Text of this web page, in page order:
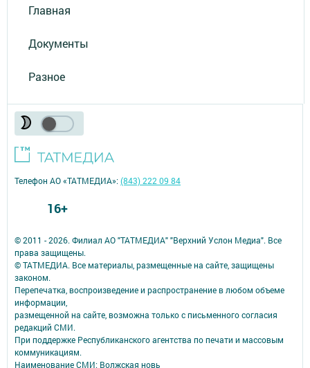
Главная
Документы
Разное
© 2011 - 2026. Филиал АО "ТАТМЕДИА" "Верхний Услон Медиа". Все
права защищены.
© ТАТМЕДИА. Все материалы, размещенные на сайте, защищены
законом.
Перепечатка, воспроизведение и распространение в любом объеме
информации,
размещенной на сайте, возможна только с письменного согласия
редакций СМИ.
При поддержке Республиканского агентства по печати и массовым
коммуникациям.
Наименование СМИ: Волжская новь
Телефон АО «ТАТМЕДИА»:(843) 222 09 84
16+